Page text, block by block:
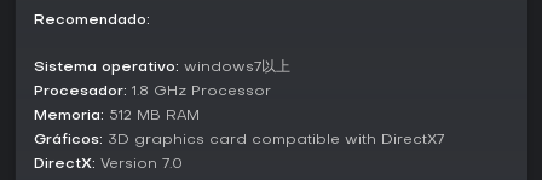
través de jugadas de cartas, y el modo casual de landlord
mazmorras roguelike y desafíos individuales como heaven's
book chaos completan la oferta, con más de 30 modos en
total para alternar sin problemas entre juego competitivo y
ocio.
Recomendado:
Sistema operativo: windows7以上
Procesador: 1.8 GHz Processor
Memoria: 512 MB RAM
Gráficos: 3D graphics card compatible with DirectX7
DirectX: Version 7.0